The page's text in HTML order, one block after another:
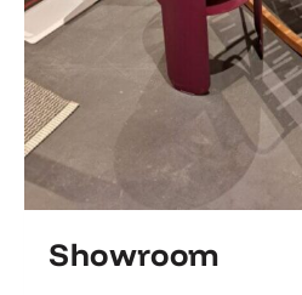
Showroom